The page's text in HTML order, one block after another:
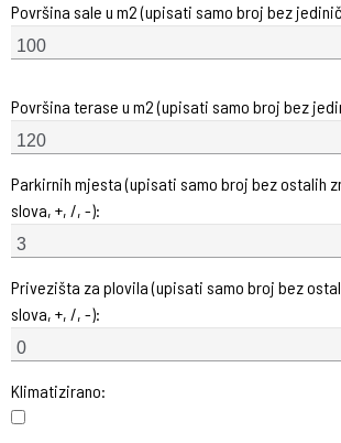
Površina sale u m2 (upisati samo broj bez
Površina terase u m2 (upisati samo broj bez
Parkirnih mjesta (upisati samo broj bez ostalih
slova, +, /, -):
Privezišta za plovila (upisati samo broj bez
slova, +, /, -):
Klimatizirano: